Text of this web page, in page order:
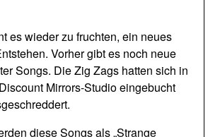
es wieder zu fruchten, ein neues
Vorher gibt es noch neue
Songs. Die Zig Zags hatten sich in
Mirrors-Studio eingebucht
diese Songs als „Strange